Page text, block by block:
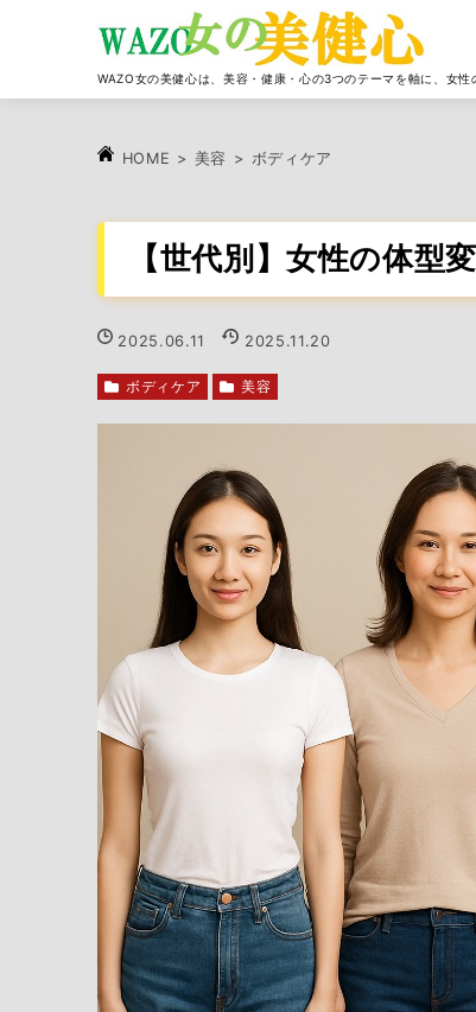
WAZO女の美健心は、美容・健康・心の3つのテーマを軸に、女
HOME > 美容 > ボディケア
【世代別】女性の体型
2025.06.11 2025.11.20
ボディケア 美容